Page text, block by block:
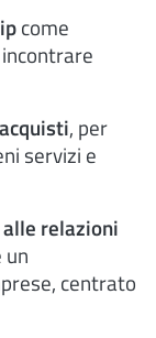
come
, per
servizi e
relazioni
centrato